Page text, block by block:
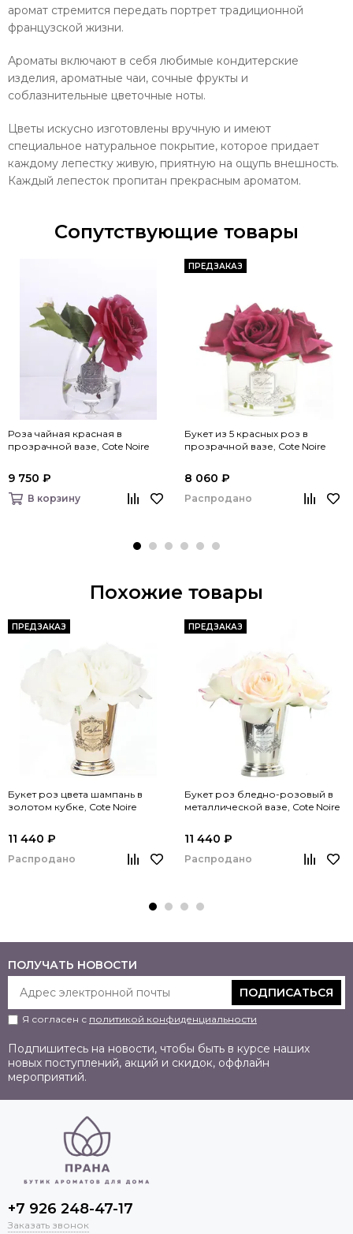
аромат стремится передать портрет традиционной
французской жизни.
Ароматы включают в себя любимые кондитерские
изделия, ароматные чаи, сочные фрукты и
соблазнительные цветочные ноты.
Цветы искусно изготовлены вручную и имеют
специальное натуральное покрытие, которое придает
каждому лепестку живую, приятную на ощупь внешность.
Каждый лепесток пропитан прекрасным ароматом.
Сопутствующие товары
Роза чайная красная в
прозрачной вазе, Cote Noire
9 750 ₽
В корзину
ПРЕДЗАКАЗ
Букет из 5 красных роз в
прозрачной вазе, Cote Noire
8 060 ₽
Распродано
Похожие товары
ПРЕДЗАКАЗ
Букет роз цвета шампань в
золотом кубке, Cote Noire
11 440 ₽
Распродано
ПРЕДЗАКАЗ
Букет роз бледно-розовый в
металлической вазе, Cote Noire
11 440 ₽
Распродано
ПОЛУЧАТЬ НОВОСТИ
ПОДПИСАТЬСЯ
Я согласен с политикой конфиденциальности
Подпишитесь на новости, чтобы быть в курсе наших
новых поступлений, акций и скидок, оффлайн
мероприятий.
+7 926 248-47-17
Заказать звонок